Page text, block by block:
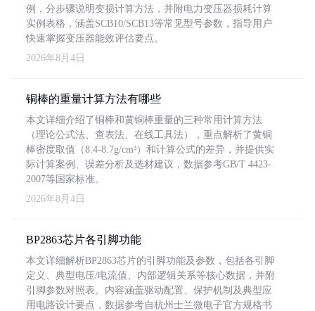
例，分步骤说明变损计算方法，并附电力变压器损耗计算
实例表格，涵盖SCB10/SCB13等常见型号参数，指导用户
快速掌握变压器能效评估要点。
2026年8月4日
铜棒的重量计算方法有哪些
本文详细介绍了铜棒和黄铜棒重量的三种常用计算方法
（理论公式法、查表法、在线工具法），重点解析了黄铜
棒密度取值（8.4-8.7g/cm³）和计算公式的差异，并提供实
际计算案例、误差分析及选材建议，数据参考GB/T 4423-
2007等国家标准。
2026年8月4日
BP2863芯片各引脚功能
本文详细解析BP2863芯片的引脚功能及参数，包括各引脚
定义、典型电压/电流值、内部逻辑关系等核心数据，并附
引脚参数对照表。内容涵盖驱动配置、保护机制及典型应
用电路设计要点，数据参考自杭州士兰微电子官方规格书